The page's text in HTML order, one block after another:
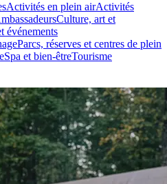
Activités en plein airActivités
Culture, art et
événements
Parcs, réserves et centres de plein
Spa et bien-êtreTourisme